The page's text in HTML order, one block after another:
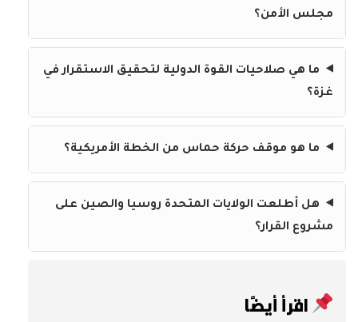
مجلس الأمن؟
ما هي صلاحيات القوة الدولية لتحقيق الاستقرار في
غزة؟
ما هو موقف حركة حماس من الخطة الأمريكية؟
هل أطلعت الولايات المتحدة روسيا والصين على
مشروع القرار؟
اقرأ أيضًا